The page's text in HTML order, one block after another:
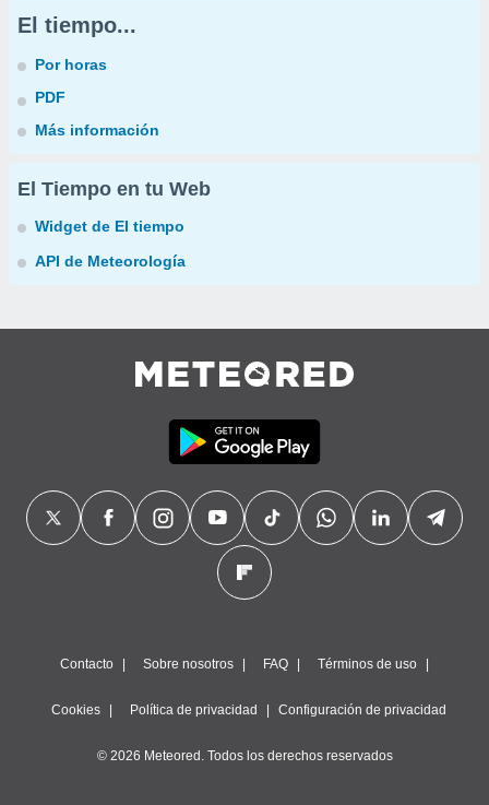
El tiempo...
Por horas
PDF
Más información
El Tiempo en tu Web
Widget de El tiempo
API de Meteorología
Contacto Sobre nosotros FAQ Términos de uso
Cookies Política de privacidad Configuración de privacidad
© 2026 Meteored. Todos los derechos reservados